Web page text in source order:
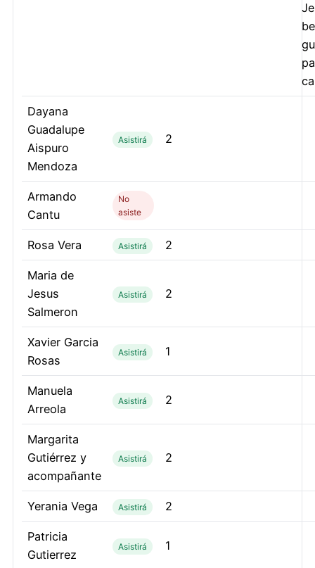
Dayana
Guadalupe
Aispuro
Mendoza
Asistirá 2
Armando
Cantu
No
asiste
Rosa Vera Asistirá 2
Maria de
Jesus
Salmeron
Asistirá 2
Xavier Garcia
Rosas
Asistirá 1
Manuela
Arreola
Asistirá 2
Margarita
Gutiérrez y
acompañante
Asistirá 2
Yerania Vega Asistirá 2
Patricia
Gutierrez
Asistirá 1